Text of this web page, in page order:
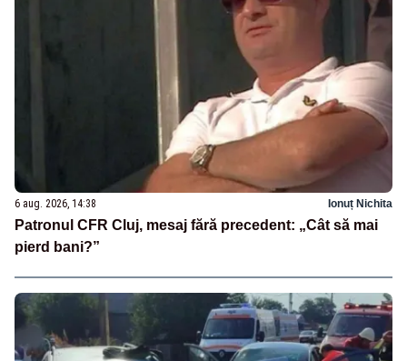
6 aug. 2026, 14:38 Ionuț Nichita
Patronul CFR Cluj, mesaj fără precedent: „Cât să mai
pierd bani?”